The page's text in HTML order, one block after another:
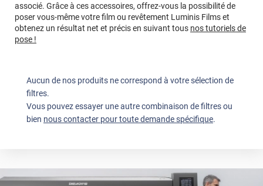
associé. Grâce à ces accessoires, offrez-vous la possibilité de
poser vous-même votre film ou revêtement Luminis Films et
obtenez un résultat net et précis en suivant tous nos tutoriels de
pose !
Aucun de nos produits ne correspond à votre sélection de
filtres.
Vous pouvez essayer une autre combinaison de filtres ou
bien nous contacter pour toute demande spécifique.